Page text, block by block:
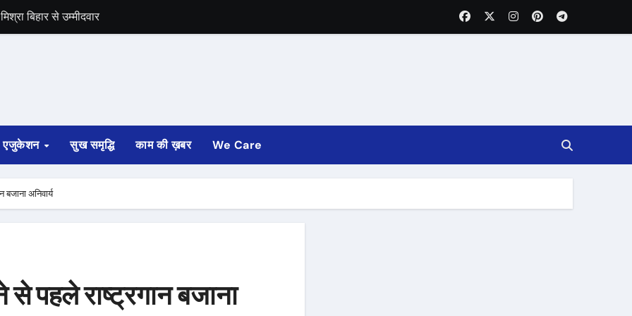
बिहार से उम्मीदवार
एजुकेशन सुख समृद्धि काम की ख़बर We Care
अनिवार्य
पहले राष्‍ट्रगान बजाना